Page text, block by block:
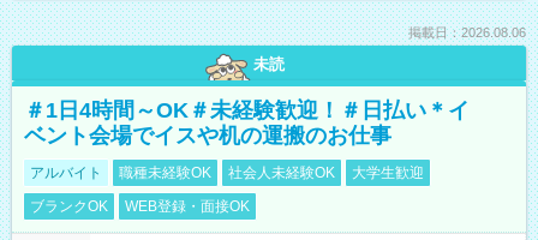
掲載日：2026.08.06
未読
＃1日4時間～OK＃未経験歓迎！＃日払い＊イ
ベント会場でイスや机の運搬のお仕事
アルバイト 職種未経験OK 社会人未経験OK
大学生歓迎
ブランクOK
WEB登録・面接OK